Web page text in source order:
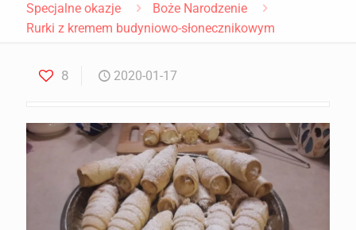
Specjalne okazje
Boże Narodzenie
Rurki z kremem budyniowo-słonecznikowym
8 2020-01-17